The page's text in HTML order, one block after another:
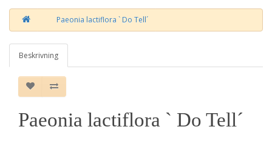
Paeonia lactiflora ` Do Tell´
Beskrivning
Paeonia lactiflora ` Do Tell´